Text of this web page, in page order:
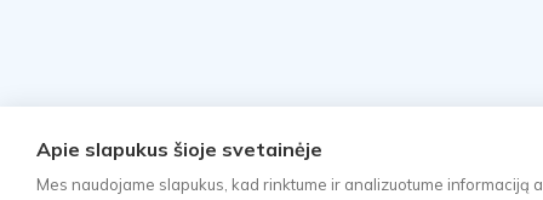
Apie slapukus šioje svetainėje
Mes naudojame slapukus, kad rinktume ir analizuotume informaciją